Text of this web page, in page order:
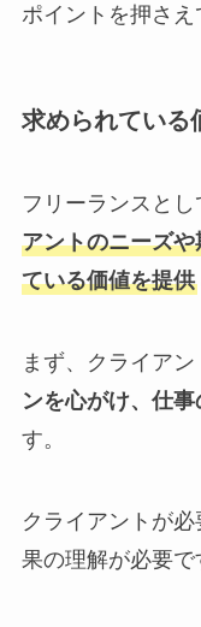
ポイントを押さえ
求められている
フリーランスとし
アントのニーズ
ている価値を提供
まず、クライア
ンを心がけ、仕
す。
クライアントが
果の理解が必要で